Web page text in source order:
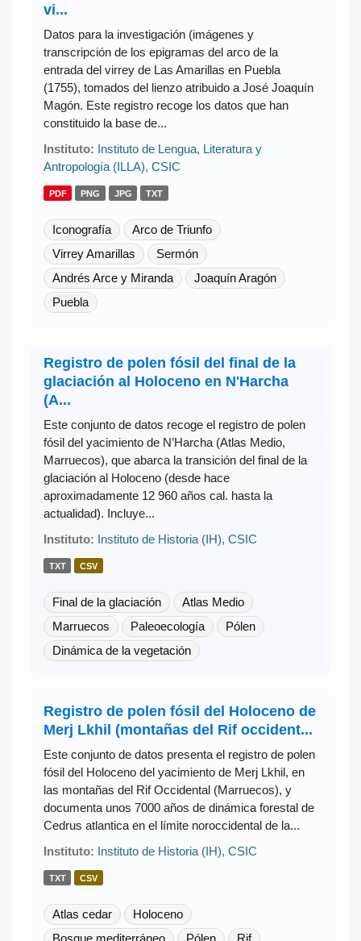
vi...
Datos para la investigación (imágenes y
transcripción de los epigramas del arco de la
entrada del virrey de Las Amarillas en Puebla
(1755), tomados del lienzo atribuido a José Joaquín
Magón. Este registro recoge los datos que han
constituido la base de...
Instituto: Instituto de Lengua, Literatura y
Antropología (ILLA), CSIC
PDF PNG JPG TXT
Iconografía
Arco de Triunfo
Virrey Amarillas
Sermón
Andrés Arce y Miranda
Joaquín Aragón
Puebla
Registro de polen fósil del final de la
glaciación al Holoceno en N'Harcha
(A...
Este conjunto de datos recoge el registro de polen
fósil del yacimiento de N’Harcha (Atlas Medio,
Marruecos), que abarca la transición del final de la
glaciación al Holoceno (desde hace
aproximadamente 12 960 años cal. hasta la
actualidad). Incluye...
Instituto: Instituto de Historia (IH), CSIC
TXT CSV
Final de la glaciación
Atlas Medio
Marruecos
Paleoecología
Pólen
Dinámica de la vegetación
Registro de polen fósil del Holoceno de
Merj Lkhil (montañas del Rif occident...
Este conjunto de datos presenta el registro de polen
fósil del Holoceno del yacimiento de Merj Lkhil, en
las montañas del Rif Occidental (Marruecos), y
documenta unos 7000 años de dinámica forestal de
Cedrus atlantica en el límite noroccidental de la...
Instituto: Instituto de Historia (IH), CSIC
TXT CSV
Atlas cedar
Holoceno
Bosque mediterráneo
Pólen Rif